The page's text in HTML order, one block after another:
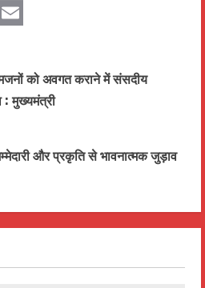
को अवगत कराने में संसदीय
: मुख्यमंत्री
और प्रकृति से भावनात्मक जुड़ाव